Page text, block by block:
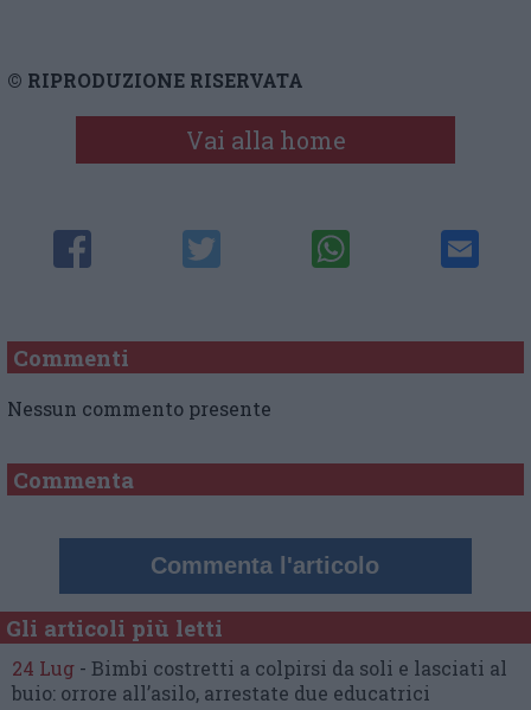
© RIPRODUZIONE RISERVATA
Vai alla home
Commenti
Nessun commento presente
Commenta
Commenta l'articolo
Gli articoli più letti
24 Lug - Bimbi costretti a colpirsi da soli e lasciati al
buio: orrore all’asilo, arrestate due educatrici